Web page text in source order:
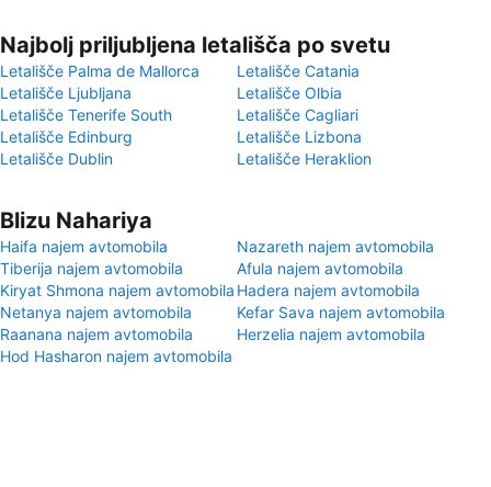
Najbolj priljubljena letališča po svetu
Letališče Palma de Mallorca
Letališče Catania
Letališče Ljubljana
Letališče Olbia
Letališče Tenerife South
Letališče Cagliari
Letališče Edinburg
Letališče Lizbona
Letališče Dublin
Letališče Heraklion
Blizu Nahariya
Haifa najem avtomobila
Nazareth najem avtomobila
Tiberija najem avtomobila
Afula najem avtomobila
Kiryat Shmona najem avtomobila Hadera najem avtomobila
Netanya najem avtomobila
Kefar Sava najem avtomobila
Raanana najem avtomobila
Herzelia najem avtomobila
Hod Hasharon najem avtomobila